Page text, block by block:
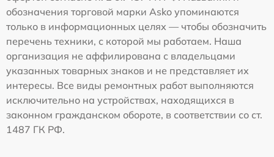
обозначения торговой марки Asko упоминаются
только в информационных целях — чтобы обозначить
перечень техники, с которой мы работаем. Наша
организация не аффилирована с владельцами
указанных товарных знаков и не представляет их
интересы. Все виды ремонтных работ выполняются
исключительно на устройствах, находящихся в
законном гражданском обороте, в соответствии со ст.
1487 ГК РФ.